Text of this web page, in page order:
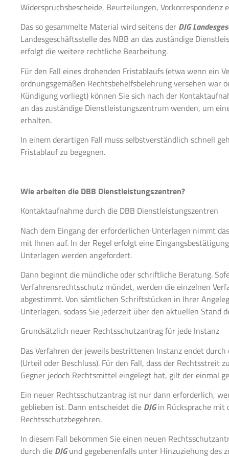
Widerspruchsbescheide, Beurteilungen, Vorkorrespondenz
Das so gesammelte Material wird seitens der DJG
Landesgeschäftsstelle des NBB an das zuständige
erfolgt die weitere rechtliche Bearbeitung.
Für den Fall eines drohenden Fristablaufs (etwa wenn ein
ordnungsgemäßen Rechtsbehelfsbelehrung versehen war
Kündigung vorliegt) können Sie sich nach der
an das zuständige Dienstleistungszentrum wenden, um
erhalten.
In einem derartigen Fall muss selbstverständlich schnell
Fristablauf zu begegnen.
Wie arbeiten die DBB Dienstleistungszentren?
Kontaktaufnahme durch die DBB Dienstleistungszentren
Nach dem Eingang der erforderlichen Unterlagen nimmt
mit Ihnen auf. In der Regel erfolgt eine
Unterlagen werden angefordert.
Dann beginnt die mündliche oder schriftliche Beratung.
Verfahrensrechtsschutz mündet, werden die einzelnen
abgestimmt. Von sämtlichen Schriftstücken in Ihrer
Unterlagen, sodass Sie jederzeit über den aktuellen Stand
Grundsätzlich neuer Rechtsschutzantrag für jede Instanz
Das Verfahren der jeweils bestrittenen Instanz endet
(Urteil oder Beschluss). Für den Fall, dass der Rechtsstreit
Gegner jedoch Rechtsmittel eingelegt hat, gilt der einmal
Ein neuer Rechtsschutzantrag ist nur dann erforderlich,
geblieben ist. Dann entscheidet die DJGin Rücksprache mit
Rechtsschutzbegehren.
In diesem Fall bekommen Sie einen neuen
durch die DJGund gegebenenfalls unter Hinzuziehung des